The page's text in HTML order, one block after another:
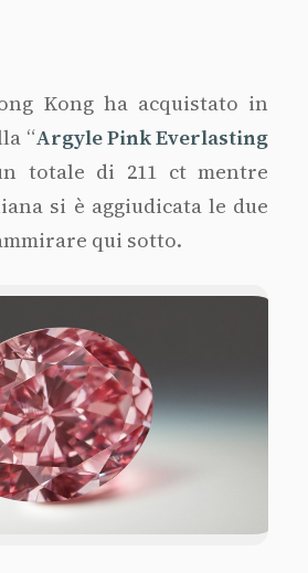
Kong ha acquistato in
“Argyle Pink Everlasting
totale di 211 ct mentre
si è aggiudicata le due
qui sotto.